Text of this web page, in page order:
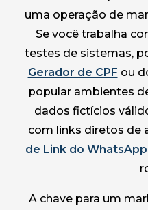
uma operação de
Se você trabalha
testes de sistemas,
Gerador de CPF ou
popular ambientes
dados fictícios
com links diretos de
de Link do WhatsApp
A chave para um